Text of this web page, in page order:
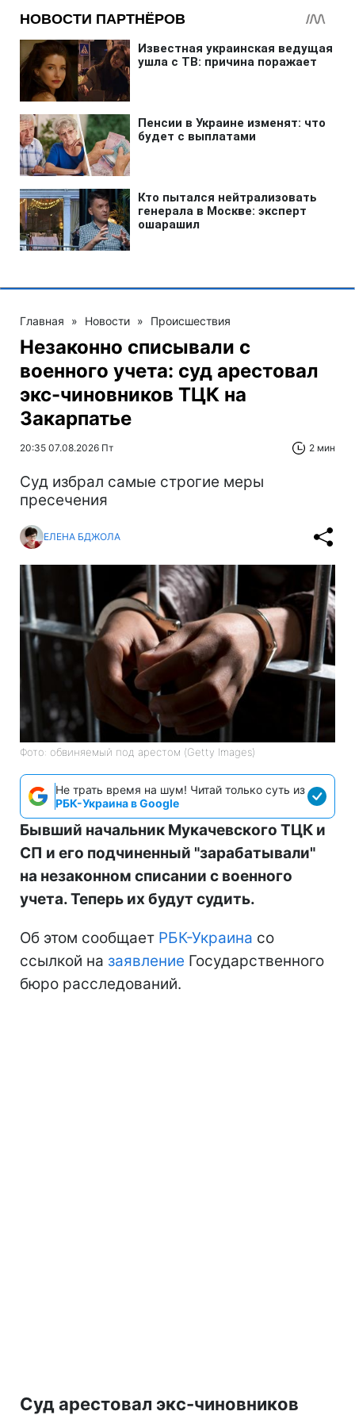
Главная » Новости » Происшествия
Незаконно списывали с
военного учета: суд арестовал
экс-чиновников ТЦК на
Закарпатье
20:35 07.08.2026 Пт 2 мин
Суд избрал самые строгие меры
пресечения
ЕЛЕНА БДЖОЛА
Фото: обвиняемый под арестом (Getty Images)
Не трать время на шум! Читай только суть из
РБК-Украина в Google
Бывший начальник Мукачевского ТЦК и
СП и его подчиненный "зарабатывали"
на незаконном списании с военного
учета. Теперь их будут судить.
Об этом сообщает РБК-Украина со
ссылкой на заявление Государственного
бюро расследований.
Суд арестовал экс-чиновников